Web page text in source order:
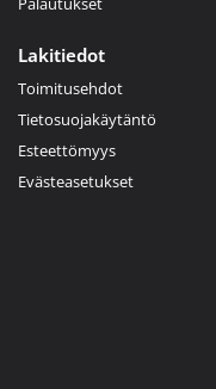
Lakitiedot
Toimitusehdot
Tietosuojakäytäntö
Esteettömyys
Evästeasetukset